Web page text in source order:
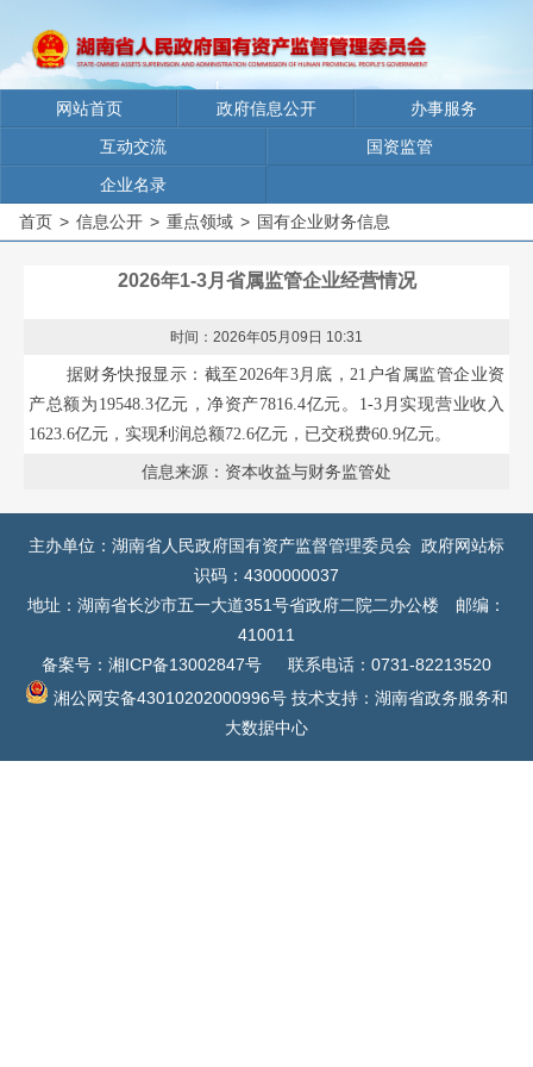
网站首页 政府信息公开
办事服务
互动交流
国资监管
企业名录
首页 > 信息公开 > 重点领域 > 国有企业财务信息
2026年1-3月省属监管企业经营情况
时间：2026年05月09日 10:31
据财务快报显示：截至 2026年3月底，21户省属监管企业资
产总额为19548.3亿元，净资产7816.4亿元。1-3月实现营业收入
1623.6亿元，实现利润总额72.6亿元，已交税费60.9亿元。
信息来源：资本收益与财务监管处
主办单位：湖南省人民政府国有资产监督管理委员会 政府网站标
识码：4300000037
地址：湖南省长沙市五一大道351号省政府二院二办公楼 邮编：
410011
备案号：湘ICP备13002847号 联系电话：0731-82213520
湘公网安备43010202000996号 技术支持：湖南省政务服务和
大数据中心